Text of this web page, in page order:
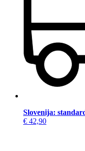
Slovenija:
€ 42,90